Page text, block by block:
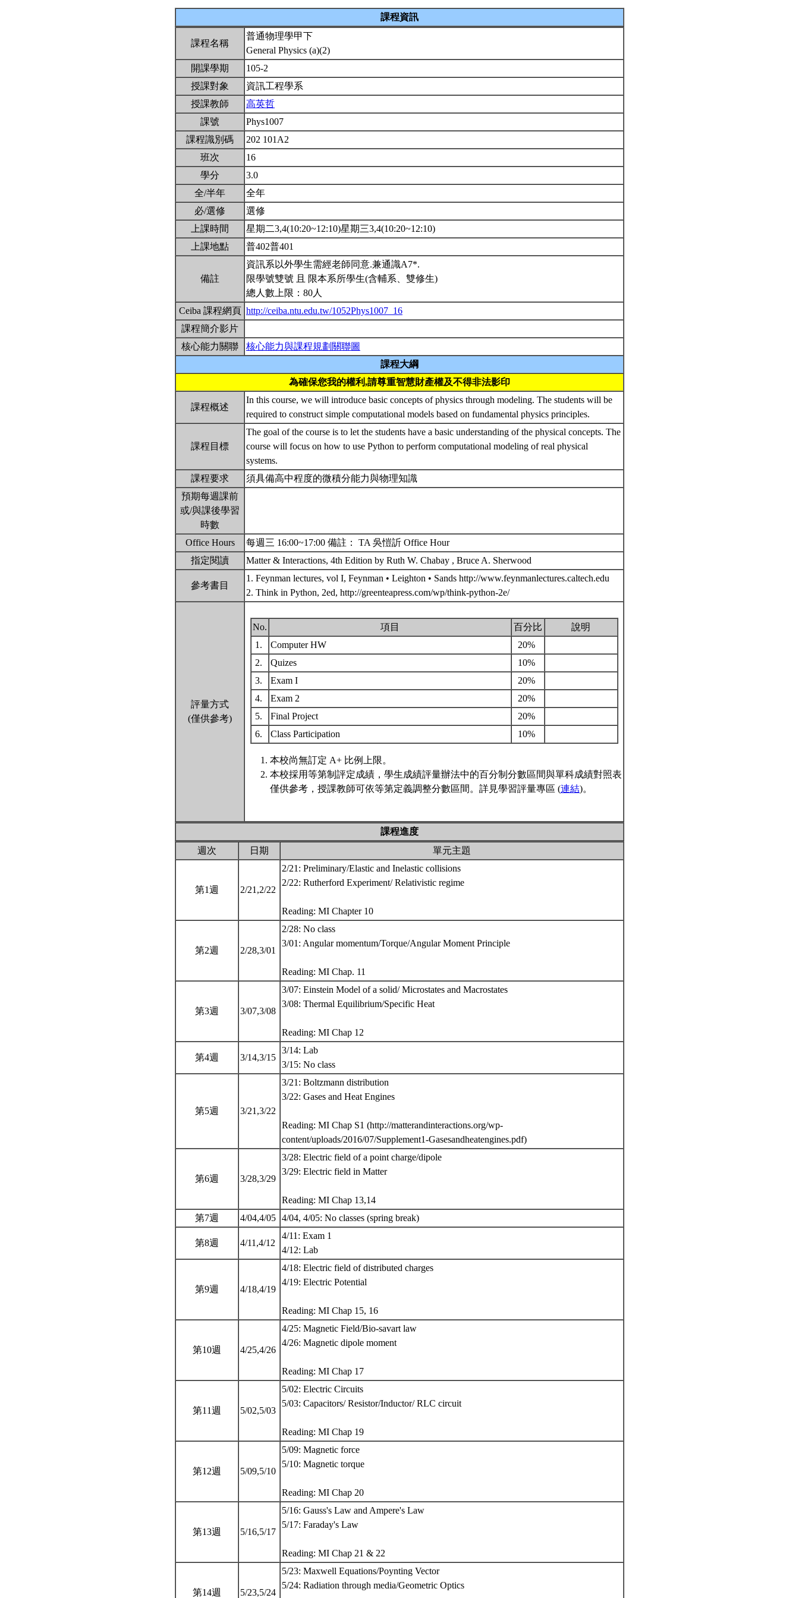
課程資訊
課程名稱
普通物理學甲下
General Physics (a)(2)
開課學期
105-2
授課對象
資訊工程學系
授課教師
高英哲
課號
Phys1007
課程識別碼
202 101A2
班次
16
學分
3.0
全/半年
全年
必/選修
選修
上課時間
星期二3,4(10:20~12:10)星期三3,4(10:20~12:10)
上課地點
普402普401
備註
資訊系以外學生需經老師同意.兼通識A7*.
限學號雙號 且 限本系所學生(含輔系、雙修生)
總人數上限：80人
Ceiba 課程網頁 http://ceiba.ntu.edu.tw/1052Phys1007_16
課程簡介影片
核心能力關聯
核心能力與課程規劃關聯圖
課程大綱
為確保您我的權利,請尊重智慧財產權及不得非法影印
課程概述
In this course, we will introduce basic concepts of physics through modeling. The students will be
required to construct simple computational models based on fundamental physics principles.
課程目標
The goal of the course is to let the students have a basic understanding of the physical concepts. The
course will focus on how to use Python to perform computational modeling of real physical
systems.
課程要求
須具備高中程度的微積分能力與物理知識
預期每週課前
或/與課後學習
時數
Office Hours
每週三 16:00~17:00 備註： TA 吳愷訢 Office Hour
指定閱讀
Matter & Interactions, 4th Edition by Ruth W. Chabay , Bruce A. Sherwood
參考書目
1. Feynman lectures, vol I, Feynman • Leighton • Sands http://www.feynmanlectures.caltech.edu
2. Think in Python, 2ed, http://greenteapress.com/wp/think-python-2e/
評量方式
(僅供參考)
No. 項目 百分比
說明
1.
Computer HW
20%
2.
Quizes
10%
3.
Exam I
20%
4.
Exam 2
20%
5.
Final Project
20%
6.
Class Participation 10%
本校尚無訂定 A+ 比例上限。
本校採用等第制評定成績，學生成績評量辦法中的百分制分數區間與單科成績對照表
僅供參考，授課教師可依等第定義調整分數區間。詳見學習評量專區 (連結)。
課程進度
週次
日期 單元主題
第1週 2/21,2/22
2/21: Preliminary/Elastic and Inelastic collisions
2/22: Rutherford Experiment/ Relativistic regime
Reading: MI Chapter 10
第2週 2/28,3/01
2/28: No class
3/01: Angular momentum/Torque/Angular Moment Principle
Reading: MI Chap. 11
第3週 3/07,3/08
3/07: Einstein Model of a solid/ Microstates and Macrostates
3/08: Thermal Equilibrium/Specific Heat
Reading: MI Chap 12
第4週 3/14,3/15
3/14: Lab
3/15: No class
第5週 3/21,3/22
3/21: Boltzmann distribution
3/22: Gases and Heat Engines
Reading: MI Chap S1 (http://matterandinteractions.org/wp-
content/uploads/2016/07/Supplement1-Gasesandheatengines.pdf)
第6週 3/28,3/29
3/28: Electric field of a point charge/dipole
3/29: Electric field in Matter
Reading: MI Chap 13,14
第7週
4/04,4/05 4/04, 4/05: No classes (spring break)
第8週 4/11,4/12
4/11: Exam 1
4/12: Lab
第9週 4/18,4/19
4/18: Electric field of distributed charges
4/19: Electric Potential
Reading: MI Chap 15, 16
第10週 4/25,4/26
4/25: Magnetic Field/Bio-savart law
4/26: Magnetic dipole moment
Reading: MI Chap 17
第11週 5/02,5/03
5/02: Electric Circuits
5/03: Capacitors/ Resistor/Inductor/ RLC circuit
Reading: MI Chap 19
第12週 5/09,5/10
5/09: Magnetic force
5/10: Magnetic torque
Reading: MI Chap 20
第13週 5/16,5/17
5/16: Gauss's Law and Ampere's Law
5/17: Faraday's Law
Reading: MI Chap 21 & 22
第14週 5/23,5/24
5/23: Maxwell Equations/Poynting Vector
5/24: Radiation through media/Geometric Optics